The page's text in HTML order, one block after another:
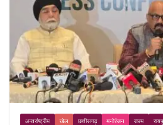
अन्तर्राष्ट्रीय खेल छत्तीसगढ़ मनोरंजन राज्य